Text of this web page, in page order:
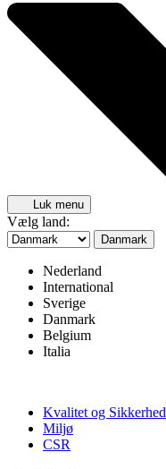
Luk menu
Vælg land:
Danmark
Nederland
International
Sverige
Danmark
Belgium
Italia
Kvalitet og Sikkerhed
Miljø
CSR